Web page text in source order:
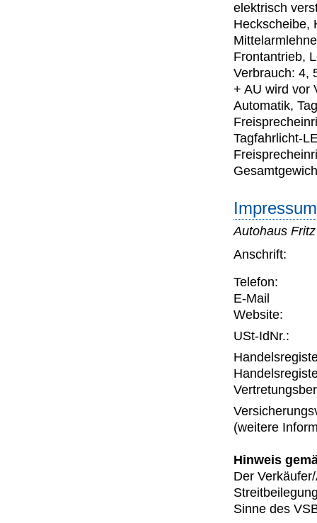
elektrisch
Heckscheibe,
Frontantrieb,
Verbrauch: 4,
+ AU wird vor
Automatik,
Tagfahrlicht-
Autohaus
Anschrift:
Telefon:
E-Mail
Website:
USt-IdNr.:
(weitere
Hinweis
Der
Sinne des